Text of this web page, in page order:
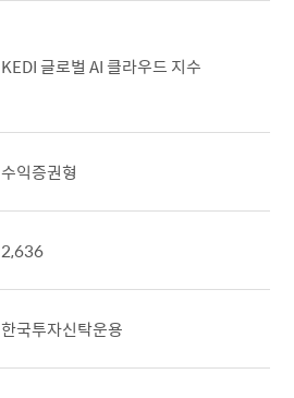
KEDI 글로벌 AI 클라우드 지수
수익증권형
2,636
한국투자신탁운용